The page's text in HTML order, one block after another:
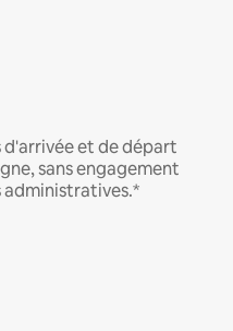
d'arrivée et de départ
sans engagement